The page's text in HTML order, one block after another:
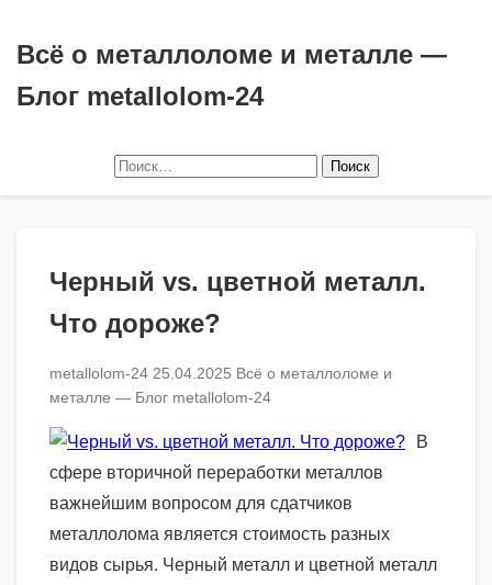
Всё о металлоломе и металле —
Блог metallolom-24
Найти:
Черный vs. цветной металл.
Что дороже?
metallolom-24 25.04.2025 Всё о металлоломе и
металле — Блог metallolom-24
В
сфере вторичной переработки металлов
важнейшим вопросом для сдатчиков
металлолома является стоимость разных
видов сырья. Черный металл и цветной металл